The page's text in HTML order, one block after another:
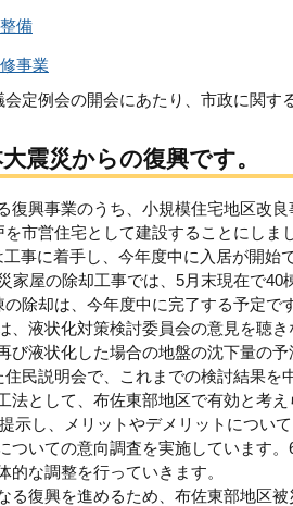
備
事業
定例会の開会にあたり、市政に関す
震災からの復興です。
復興事業のうち、小規模住宅地区改
市営住宅として建設することにしま
事に着手し、今年度中に入居が開始
家屋の除却工事では、5月末現在で40
除却は、今年度中に完了する予定です
、液状化対策検討委員会の意見を聴
び液状化した場合の地盤の沈下量の
民説明会で、これまでの検討結果を
法として、布佐東部地区で有効と考
示し、メリットやデメリットについ
ついての意向調査を実施しています
的な調整を行っていきます。
る復興を進めるため、布佐東部地区